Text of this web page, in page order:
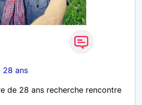
28 ans
de 28 ans recherche rencontre